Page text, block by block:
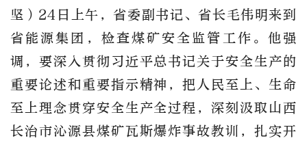
坚） 24 日上午，省委副书记、省长毛伟明来到
省能源集团，检查煤矿安全监管工作。他强
调， 要深入贯彻习近平总书记关于安全生产的
重要论述和重要指示精神 ，把人民至上、生命
至上理念贯穿安全生产全过程，深刻汲取 山西
长治市沁源县煤矿瓦斯爆炸事故教训，扎实开